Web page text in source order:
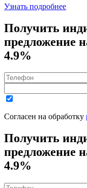
Узнать подробнее
Получить
предложение
4.9%
Согласен на обработку
Получить
предложение
4.9%